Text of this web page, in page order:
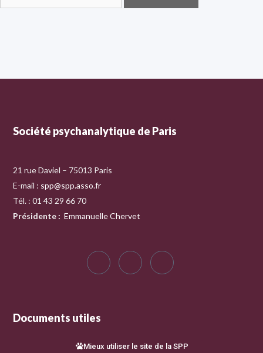
Société psychanalytique de Paris
21 rue Daviel – 75013 Paris
E-mail : spp@spp.asso.fr
Tél. : 01 43 29 66 70
Présidente : Emmanuelle Chervet
Documents utiles
Mieux utiliser le site de la SPP